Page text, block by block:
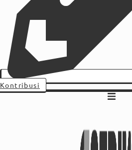
Kontribusi